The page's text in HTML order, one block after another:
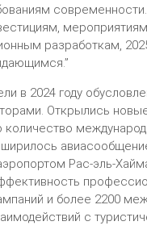
современности.
разработкам,
в 2024 году
Открылись
количество
Рас-эль-
и более 2200
с